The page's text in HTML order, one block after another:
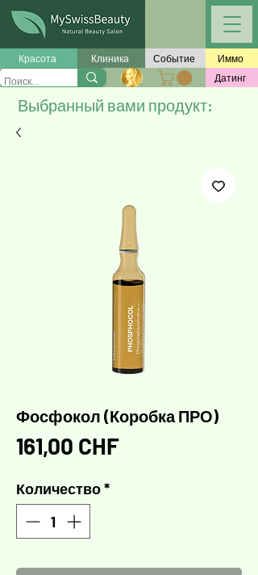
Красота Клиника Событие
Иммо
Датинг
Выбранный вами продукт:
Фосфокол (Коробка ПРО)
161,00 CHFЦена
Количество*